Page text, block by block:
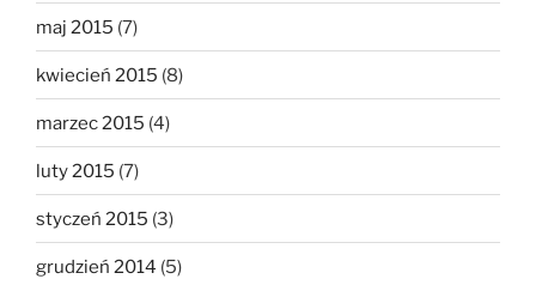
maj 2015 (7)
kwiecień 2015 (8)
marzec 2015 (4)
luty 2015 (7)
styczeń 2015 (3)
grudzień 2014 (5)